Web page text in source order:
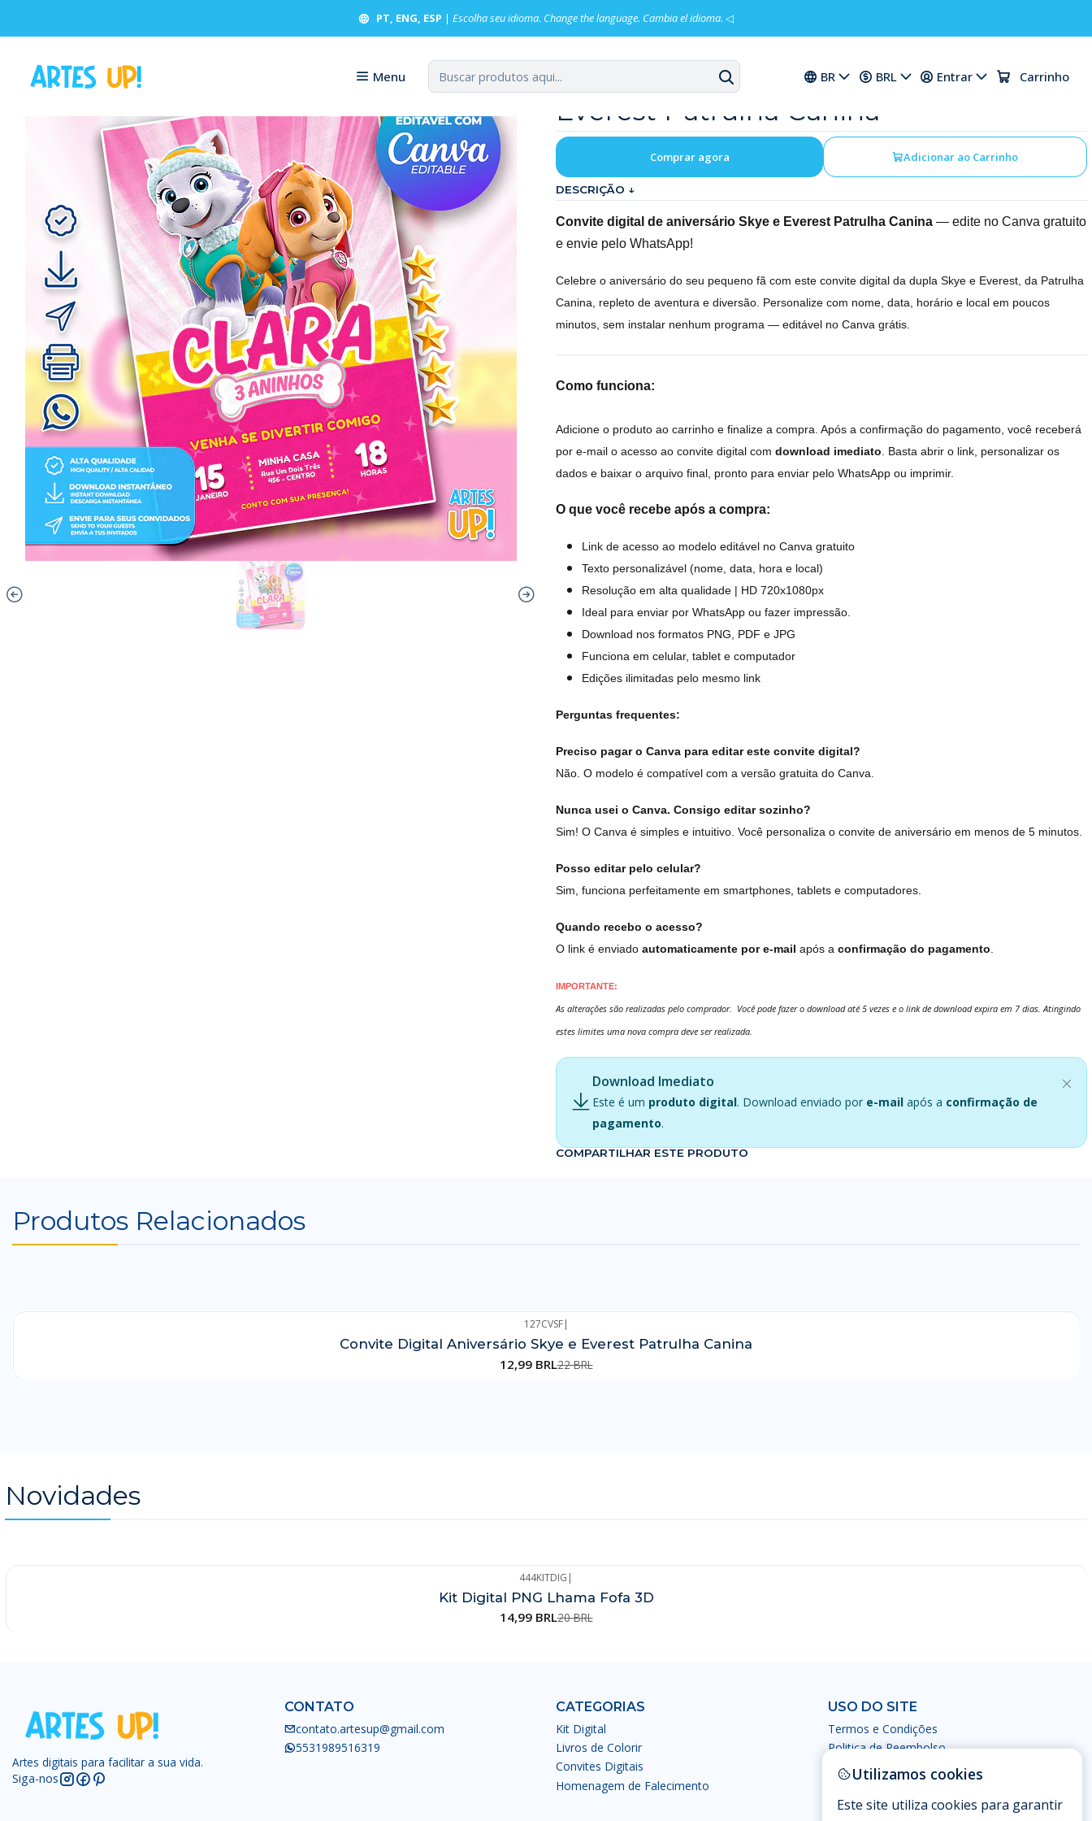
Menu BR BRL Entrar Carrinho
PT, ENG, ESP | Escolha seu idioma. Change the language. Cambia el idioma. ◁
Convite Digital Aniversário Skye e Everest Patrulha Canina
Convite Digital Aniversário Skye e
Everest Patrulha Canina
Adicionar ao Carrinho
Comprar agora
DESCRIÇÃO ↓
Convite digital de aniversário Skye e Everest Patrulha Canina — edite no Canva gratuito
e envie pelo WhatsApp!
Celebre o aniversário do seu pequeno fã com este convite digital da dupla Skye e Everest, da Patrulha
Canina, repleto de aventura e diversão. Personalize com nome, data, horário e local em poucos
minutos, sem instalar nenhum programa — editável no Canva grátis.
Como funciona:
Adicione o produto ao carrinho e finalize a compra. Após a confirmação do pagamento, você receberá
por e-mail o acesso ao convite digital com download imediato. Basta abrir o link, personalizar os
dados e baixar o arquivo final, pronto para enviar pelo WhatsApp ou imprimir.
O que você recebe após a compra:
Link de acesso ao modelo editável no Canva gratuito
Texto personalizável (nome, data, hora e local)
Resolução em alta qualidade | HD 720x1080px
Ideal para enviar por WhatsApp ou fazer impressão.
Download nos formatos PNG, PDF e JPG
Funciona em celular, tablet e computador
Edições ilimitadas pelo mesmo link
Perguntas frequentes:
Preciso pagar o Canva para editar este convite digital?
Não. O modelo é compatível com a versão gratuita do Canva.
Nunca usei o Canva. Consigo editar sozinho?
Sim! O Canva é simples e intuitivo. Você personaliza o convite de aniversário em menos de 5 minutos.
Posso editar pelo celular?
Sim, funciona perfeitamente em smartphones, tablets e computadores.
Quando recebo o acesso?
O link é enviado automaticamente por e-mail após a confirmação do pagamento.
IMPORTANTE:
As alterações são realizadas pelo comprador. Você pode fazer o download até 5 vezes e o link de download expira em 7 dias. Atingindo
estes limites uma nova compra deve ser realizada.
Download Imediato
Este é um produto digital. Download enviado por e-mail após a confirmação de
pagamento.
COMPARTILHAR ESTE PRODUTO
Produtos Relacionados
127CVSF|
Convite Digital Aniversário Skye e Everest Patrulha Canina
12,99 BRL22 BRL
Novidades
444KITDIG |
Kit Digital PNG Lhama Fofa 3D
14,99 BRL20 BRL
Artes digitais para facilitar a sua vida.
Siga-nos
CONTATO
contato.artesup@gmail.com
5531989516319
CATEGORIAS
Kit Digital
Livros de Colorir
Convites Digitais
Homenagem de Falecimento
USO DO SITE
Termos e Condições
Politica de Reembolso
Política de Privacidade
Utilizamos cookies
Este site utiliza cookies para garantir